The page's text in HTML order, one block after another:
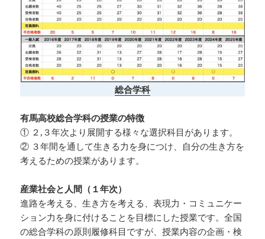
総合学科
有馬高校総合学科の授業の特徴
① ２,３年次より展開する様々な選択科目があります。
② ３年間を通して生きる力を身につけ、自分の生き方を
考えるための授業があります。
産業社会と人間（１年次）
進路を考える、生き方を考える、表現力・コミュニケー
ション力を身に付けることを目標にした授業です。全国
の総合学科の原則履修科目ですが、授業内容の企画・検